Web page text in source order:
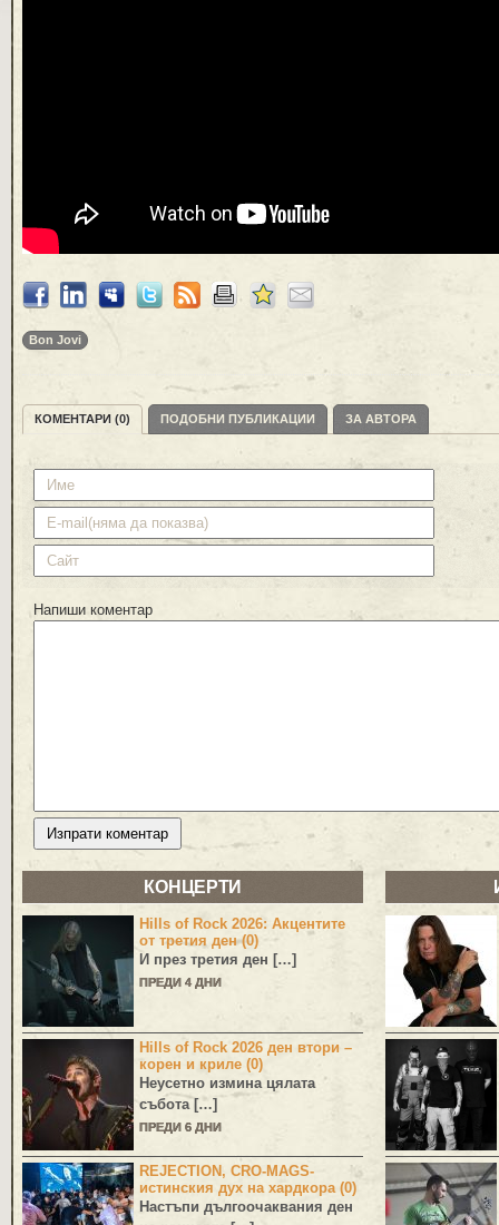
Bon Jovi
КОМЕНТАРИ (0) ПОДОБНИ ПУБЛИКАЦИИ ЗА АВТОРА
Напиши коментар
КОНЦЕРТИ
Hills of Rock 2026: Акцентите
от третия ден (0)
И през третия ден […]
ПРЕДИ 4 ДНИ
Hills of Rock 2026 ден втори –
корен и криле (0)
Неусетно измина цялата
събота […]
ПРЕДИ 6 ДНИ
REJECTION, CRO-MAGS-
истинския дух на хардкора (0)
Настъпи дългоочаквания ден